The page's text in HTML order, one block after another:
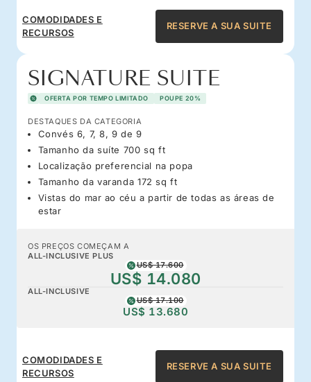
COMODIDADES E
RECURSOS
RESERVE A SUA SUITE
SIGNATURE SUITE
OFERTA POR TEMPO LIMITADO POUPE 20%
DESTAQUES DA CATEGORIA
Convés 6, 7, 8, 9 de 9
Tamanho da suíte 700 sq ft
Localização preferencial na popa
Tamanho da varanda 172 sq ft
Vistas do mar ao céu a partir de todas as áreas de
estar
OS PREÇOS COMEÇAM A
ALL-INCLUSIVE PLUS
US$ 17.600
US$ 14.080
ALL-INCLUSIVE
US$ 17.100
US$ 13.680
COMODIDADES E
RECURSOS
RESERVE A SUA SUITE